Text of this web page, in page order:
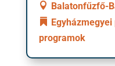
Balatonfűzfő-
programok